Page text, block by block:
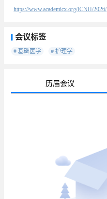
https://www.academicx.org/ICNH/2026/
会议标签
# 基础医学 # 护理学
历届会议